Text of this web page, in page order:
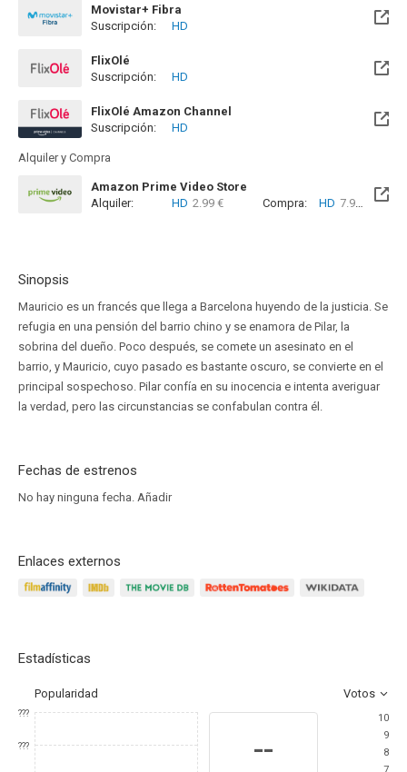
Movistar+ Fibra
Disponible hasta el Vie, 01 Ene 2100 (Quedan 73 años)
Suscripción: HD
FlixOlé
Suscripción:
HD
FlixOlé Amazon Channel
Suscripción:
HD
Alquiler y Compra
Amazon Prime Video Store
Alquiler:
HD 2.99 € Compra: HD 7.99 €
Sinopsis
Mauricio es un francés que llega a Barcelona huyendo de la justicia. Se
refugia en una pensión del barrio chino y se enamora de Pilar, la
sobrina del dueño. Poco después, se comete un asesinato en el
barrio, y Mauricio, cuyo pasado es bastante oscuro, se convierte en el
principal sospechoso. Pilar confía en su inocencia e intenta averiguar
la verdad, pero las circunstancias se confabulan contra él.
Fechas de estrenos
No hay ninguna fecha. Añadir
Enlaces externos
Estadísticas
Popularidad Votos
???
??? --
10
9
8